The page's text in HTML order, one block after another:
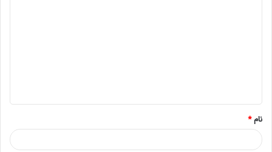
*
نام*